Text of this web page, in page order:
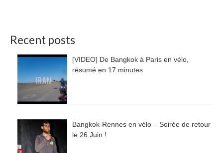
Recent posts
[VIDEO] De Bangkok à Paris en vélo,
résumé en 17 minutes
Bangkok-Rennes en vélo – Soirée de retour
le 26 Juin !